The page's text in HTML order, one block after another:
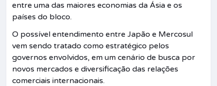
entre uma das maiores economias da Ásia e os
países do bloco.
O possível entendimento entre Japão e Mercosul
vem sendo tratado como estratégico pelos
governos envolvidos, em um cenário de busca por
novos mercados e diversificação das relações
comerciais internacionais.